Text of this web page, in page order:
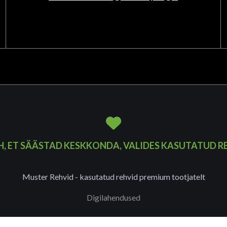
ET SÄÄSTAD KESKKONDA, VALIDES KASUTATUD
Muster Rehvid - kasutatud rehvid premium tootjatelt
Digilahendused